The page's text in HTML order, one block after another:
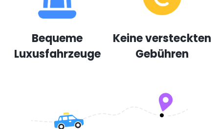
Bequeme
Luxusfahrzeuge
Keine versteckten
Gebühren